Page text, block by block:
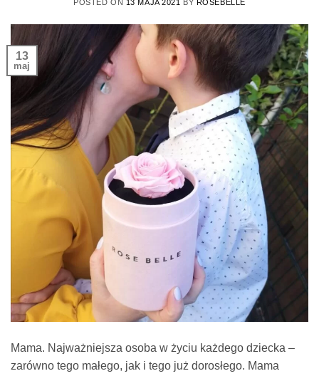
POSTED ON 13 MAJA 2021 BY ROSEBELLE
13
maj
Mama. Najważniejsza osoba w życiu każdego dziecka –
zarówno tego małego, jak i tego już dorosłego. Mama